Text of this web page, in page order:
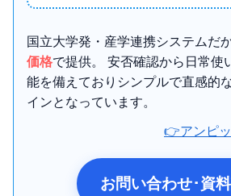
国立大学発・産学連携システムだ
価格で提供。 安否確認から日常使
能を備えておりシンプルで直感的
インとなっています。
👉アンピ
お問い合わせ･資